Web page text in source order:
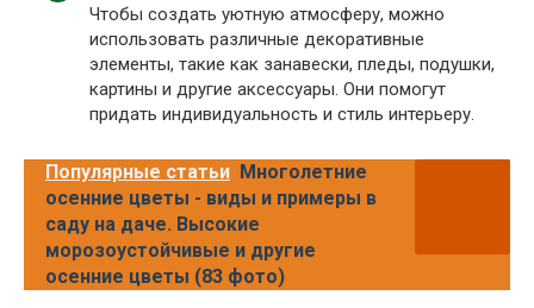
Чтобы создать уютную атмосферу, можно
использовать различные декоративные
элементы, такие как занавески, пледы, подушки,
картины и другие аксессуары. Они помогут
придать индивидуальность и стиль интерьеру.
Популярные статьи Многолетние
осенние цветы - виды и примеры в
саду на даче. Высокие
морозоустойчивые и другие
осенние цветы (83 фото)